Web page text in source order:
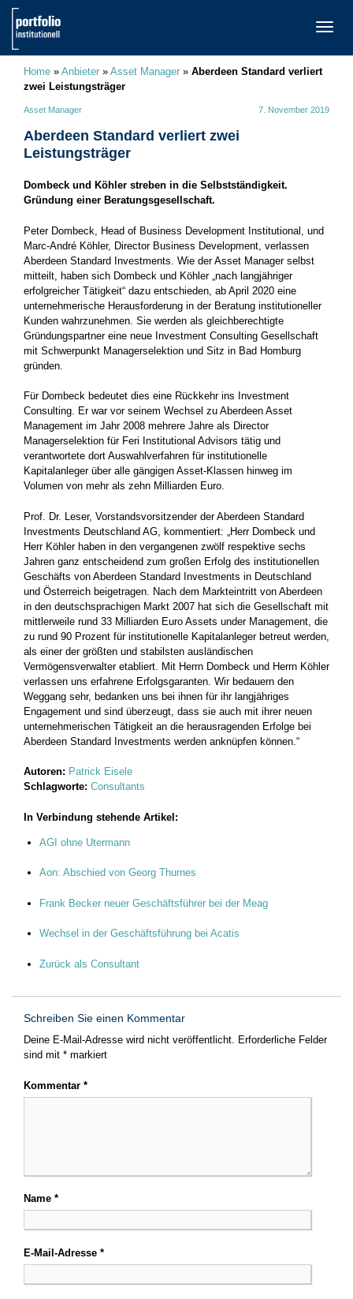
Home » Anbieter » Asset Manager » Aberdeen Standard verliert
zwei Leistungsträger
Asset Manager 7. November 2019
Aberdeen Standard verliert zwei
Leistungsträger
Dombeck und Köhler streben in die Selbstständigkeit.
Gründung einer Beratungsgesellschaft.
Peter Dombeck, Head of Business Development Institutional, und
Marc-André Köhler, Director Business Development, verlassen
Aberdeen Standard Investments. Wie der Asset Manager selbst
mitteilt, haben sich Dombeck und Köhler „nach lang‎jähriger
erfolgreicher Tätigkeit“ dazu entschieden, ab April 2020 eine
unternehmerische Herausforderung in der Beratung institutioneller
Kunden wahrzunehmen. Sie werden als gleichberechtigte
Gründungspartner eine neue Investment Consulting Gesellschaft
mit Schwerpunkt Managerselektion und Sitz in Bad Homburg
gründen.
Für Dombeck bedeutet dies eine Rückkehr ins Investment
Consulting. Er war vor seinem Wechsel zu Aberdeen Asset
Management im Jahr 2008 mehrere Jahre als Director
Managerselektion für Feri Institutional Advisors tätig und
verantwortete dort Auswahlverfahren für institutionelle
Kapitalanleger über alle gängigen Asset-Klassen hinweg im
Volumen von mehr als zehn Milliarden Euro.
Prof. Dr. Leser, Vorstandsvorsitzender der Aberdeen Standard
Investments Deutschland AG, kommentiert: „Herr Dombeck und
Herr Köhler haben in den vergangenen zwölf respektive sechs
Jahren ganz entscheidend zum großen Erfolg des institutionellen
Geschäfts von Aberdeen Standard Investments in Deutschland
und Österreich beigetragen. Nach dem Markteintritt von Aberdeen
in den deutschsprachigen Markt 2007 hat sich die Gesellschaft mit
mittlerweile rund 33 Milliarden Euro Assets under Management, die
zu rund 90 Prozent für institutionelle Kapitalanleger betreut werden,
als einer der größten und stabilsten ausländischen
Vermögensverwalter etabliert. Mit Herrn Dombeck und Herrn Köhler
verlassen uns erfahrene Erfolgsgaranten. Wir bedauern den
Weggang sehr, bedanken uns bei ihnen für ihr langjähriges
Engagement und sind überzeugt, dass sie auch mit ihrer neuen
unternehmerischen Tätigkeit an die herausragenden Erfolge bei
Aberdeen Standard Investments werden anknüpfen können.“
Autoren: Patrick Eisele
Schlagworte: Consultants
In Verbindung stehende Artikel:
AGI ohne Utermann
Aon: Abschied von Georg Thurnes
Frank Becker neuer Geschäftsführer bei der Meag
Wechsel in der Geschäftsführung bei Acatis
Zurück als Consultant
Schreiben Sie einen Kommentar
Deine E-Mail-Adresse wird nicht veröffentlicht. Erforderliche Felder
sind mit * markiert
Kommentar *
Name *
E-Mail-Adresse *